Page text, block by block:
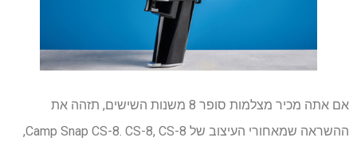
אם אתה מכיר מצלמות סופר 8 משנות השישים, תזהה את
ההשראה שמאחורי העיצוב של Camp Snap CS-8. CS-8, CS-8,